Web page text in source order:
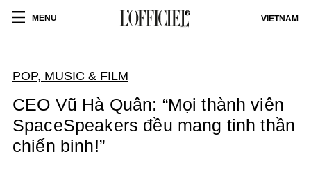
MENU VIETNAM
POP, MUSIC & FILM
CEO Vũ Hà Quân: “Mọi thành viên
SpaceSpeakers đều mang tinh thần
chiến binh!”